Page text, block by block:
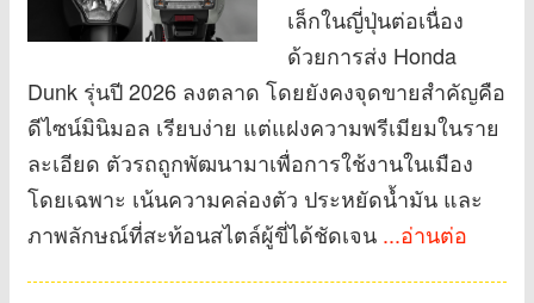
เล็กในญี่ปุ่นต่อเนื่อง
ด้วยการส่ง Honda
Dunk รุ่นปี 2026 ลงตลาด โดยยังคงจุดขายสำคัญคือ
ดีไซน์มินิมอล เรียบง่าย แต่แฝงความพรีเมียมในราย
ละเอียด ตัวรถถูกพัฒนามาเพื่อการใช้งานในเมือง
โดยเฉพาะ เน้นความคล่องตัว ประหยัดน้ำมัน และ
ภาพลักษณ์ที่สะท้อนสไตล์ผู้ขี่ได้ชัดเจน ...อ่านต่อ